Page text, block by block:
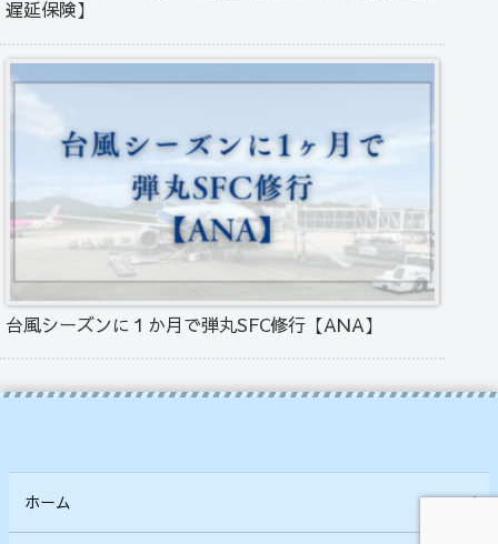
遅延保険】
台風シーズンに１か月で弾丸SFC修行【ANA】
ホーム